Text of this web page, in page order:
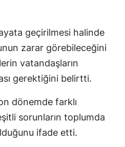
geçirilmesi halinde
zarar görebileceğini
vatandaşların
gerektiğini belirtti.
dönemde farklı
sorunların toplumda
ifade etti.